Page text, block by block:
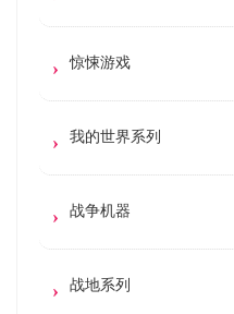
惊悚游戏
我的世界系列
战争机器
战地系列